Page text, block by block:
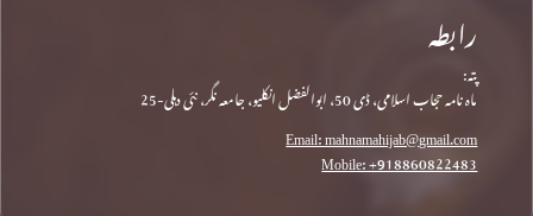
رابطہ
پتہ:
ماہ نامہ حجاب اسلامی، ڈی 50، ابوالفضل انکلیو، جامعہ نگر، نئی دہلی-25
Email: mahnamahijab@gmail.com
Mobile: +918860822483